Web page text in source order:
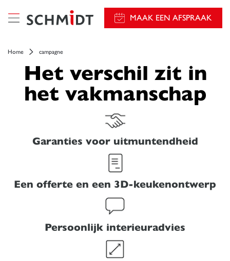
MAAK EEN AFSPRAAK
Home campagne
Het verschil zit in
het vakmanschap
Garanties voor uitmuntendheid
Een offerte en een 3D-keukenontwerp
Persoonlijk interieuradvies